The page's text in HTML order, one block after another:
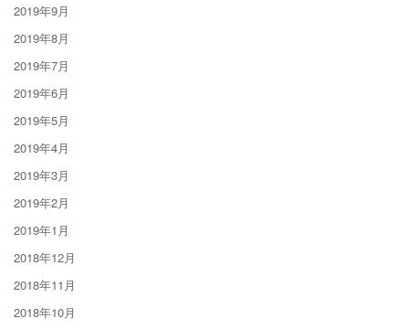
2019年9月
2019年8月
2019年7月
2019年6月
2019年5月
2019年4月
2019年3月
2019年2月
2019年1月
2018年12月
2018年11月
2018年10月